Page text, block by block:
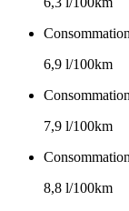
6,9 l/100km
7,9 l/100km
8,8 l/100km